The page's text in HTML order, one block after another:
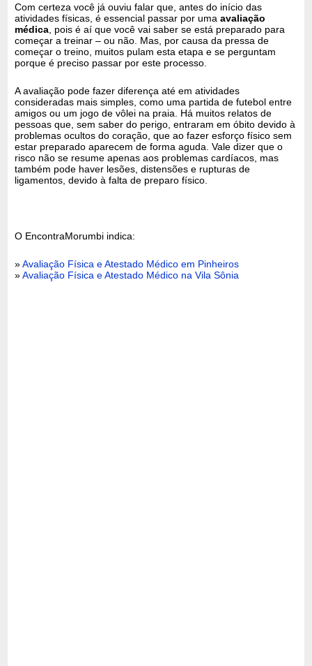
Com certeza você já ouviu falar que, antes do início das
atividades físicas, é essencial passar por umaavaliação
médica , pois é aí que você vai saber se está preparado para
começar a treinar – ou não. Mas, por causa da pressa de
começar o treino, muitos pulam esta etapa e se perguntam
porque é preciso passar por este processo.
A avaliação pode fazer diferença até em atividades
consideradas mais simples, como uma partida de futebol entre
amigos ou um jogo de vôlei na praia. Há muitos relatos de
pessoas que, sem saber do perigo, entraram em óbito devido à
problemas ocultos do coração, que ao fazer esforço físico sem
estar preparado aparecem de forma aguda. Vale dizer que o
risco não se resume apenas aos problemas cardíacos, mas
também pode haver lesões, distensões e rupturas de
ligamentos, devido à falta de preparo físico.
O EncontraMorumbi indica:
»Avaliação Física e Atestado Médico em Pinheiros
»Avaliação Física e Atestado Médico na Vila Sônia